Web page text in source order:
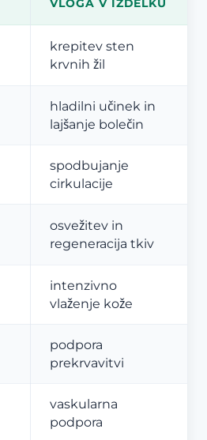
VLOGA V IZDELKU
krepitev sten
krvnih žil
hladilni učinek in
lajšanje bolečin
spodbujanje
cirkulacije
osvežitev in
regeneracija tkiv
intenzivno
vlaženje kože
podpora
prekrvavitvi
vaskularna
podpora